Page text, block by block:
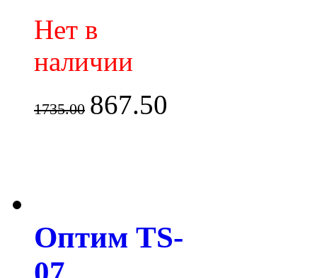
Нет в
наличии
1735.00 867.50
Оптим TS-